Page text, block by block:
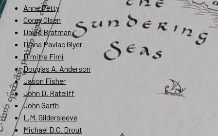
Anne Petty
Corey Olsen
David Bratman
Diana Pavlac Glyer
Dimitra Fimi
Douglas A. Anderson
Jason Fisher
John D. Rateliff
John Garth
L.M. Gildersleeve
Michael D.C. Drout